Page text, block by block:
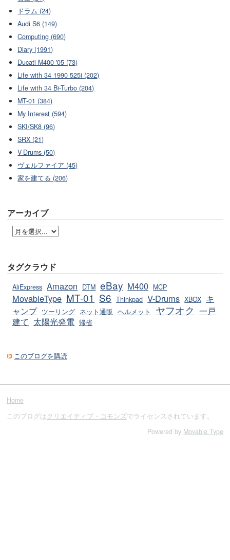
ドラム (24)
Audi S6 (149)
Computing (690)
Diary (1991)
Ducati M400 '05 (73)
Life with 34 1990 525i (202)
Life with 34 Bi-Turbo (204)
MT-01 (384)
My Interest (594)
SKI/SK8 (96)
SRX (21)
V-Drums (50)
ヴェルファイア (45)
家を建てる (206)
アーカイブ
タグクラウド
AliExpress Amazon DTM eBay M400 MCP
MovableType MT-01 S6 Thinkpad V-Drums XBOX キ
ャンプ ツーリング ネット通販 ヘルメット ヤフオク 一戸
建て 太陽光発電 帰省
このブログを購読
Home
このブログはクリエイティブ・コモンズでライセンスされています。
Powered by Movable Type